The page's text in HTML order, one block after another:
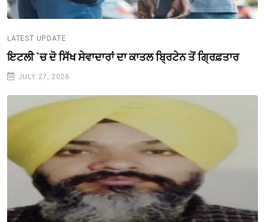
LATEST UPDATE
ਇਟਲੀ `ਚ ਦੋ ਸਿੱਖ ਸੇਵਾਦਾਰਾਂ ਦਾ ਕਾਤਲ ਬ੍ਰਿਟੇਨ ਤੋਂ ਗ੍ਰਿਫ਼ਤਾਰ
JULY 27, 2026